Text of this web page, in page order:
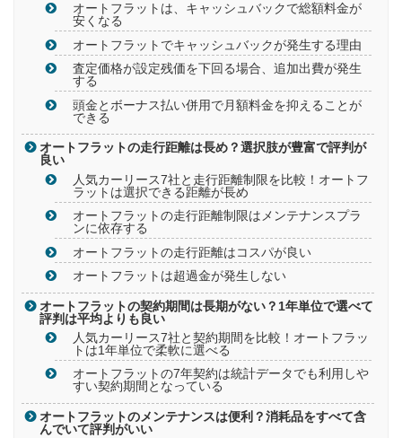
オートフラットは、キャッシュバックで総額料金が
安くなる
オートフラットでキャッシュバックが発生する理由
査定価格が設定残価を下回る場合、追加出費が発生
する
頭金とボーナス払い併用で月額料金を抑えることが
できる
オートフラットの走行距離は長め？選択肢が豊富で評判が
良い
人気カーリース7社と走行距離制限を比較！オートフ
ラットは選択できる距離が長め
オートフラットの走行距離制限はメンテナンスプラ
ンに依存する
オートフラットの走行距離はコスパが良い
オートフラットは超過金が発生しない
オートフラットの契約期間は長期がない？1年単位で選べて
評判は平均よりも良い
人気カーリース7社と契約期間を比較！オートフラッ
トは1年単位で柔軟に選べる
オートフラットの7年契約は統計データでも利用しや
すい契約期間となっている
オートフラットのメンテナンスは便利？消耗品をすべて含
んでいて評判がいい